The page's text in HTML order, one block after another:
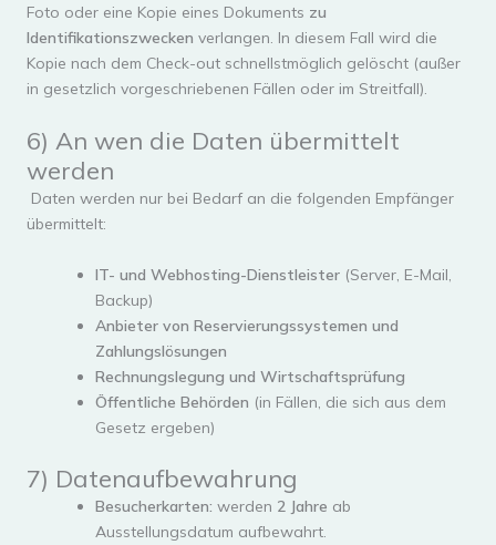
Foto oder eine Kopie eines Dokuments zu
Identifikationszwecken verlangen. In diesem Fall wird die
Kopie nach dem Check-out schnellstmöglich gelöscht (außer
in gesetzlich vorgeschriebenen Fällen oder im Streitfall).
6) An wen die Daten übermittelt
werden
Daten werden nur bei Bedarf an die folgenden Empfänger
übermittelt:
IT- und Webhosting-Dienstleister (Server, E-Mail,
Backup)
Anbieter von Reservierungssystemen und
Zahlungslösungen
Rechnungslegung und Wirtschaftsprüfung
Öffentliche Behörden (in Fällen, die sich aus dem
Gesetz ergeben)
7) Datenaufbewahrung
Besucherkarten: werden 2 Jahre ab
Ausstellungsdatum aufbewahrt.